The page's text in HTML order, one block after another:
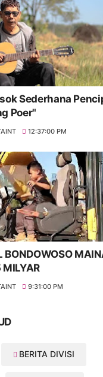
Sederhana
Poer"
12:37:00 PM
BONDOWOSO
MILYAR
9:31:00 PM
BERITA DIVISI